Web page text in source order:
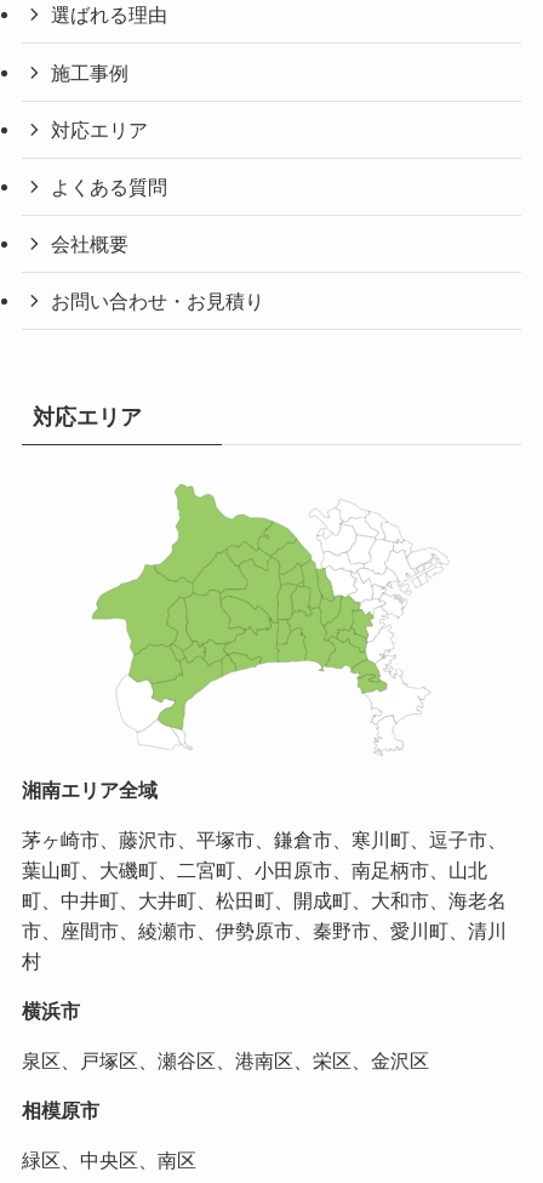
選ばれる理由
施工事例
対応エリア
よくある質問
会社概要
お問い合わせ・お見積り
対応エリア
湘南エリア全域
茅ヶ崎市、藤沢市、平塚市、鎌倉市、寒川町、逗子市、
葉山町、大磯町、二宮町、小田原市、南足柄市、山北
町、中井町、大井町、松田町、開成町、大和市、海老名
市、座間市、綾瀬市、伊勢原市、秦野市、愛川町、清川
村
横浜市
泉区、戸塚区、瀬谷区、港南区、栄区、金沢区
相模原市
緑区、中央区、南区